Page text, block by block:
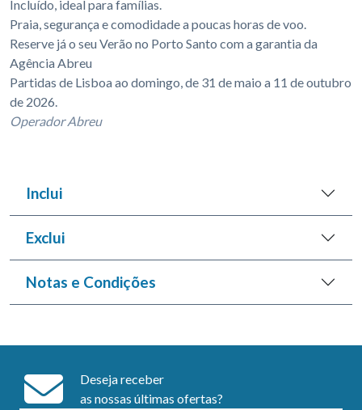
Incluído, ideal para famílias.
Praia, segurança e comodidade a poucas horas de voo.
Reserve já o seu Verão no Porto Santo com a garantia da
Agência Abreu
Partidas de Lisboa ao domingo, de 31 de maio a 11 de outubro
de 2026.
Operador Abreu
Inclui
Exclui
Notas e Condições
Deseja receber
as nossas últimas ofertas?